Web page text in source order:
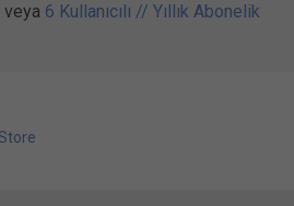
veya 6 Kullanıcılı // Yıllık Abonelik